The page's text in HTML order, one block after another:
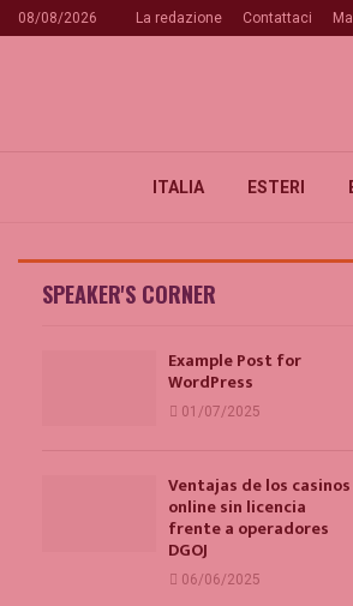
08/08/2026 La redazione Contattaci
ITALIA ESTERI
SPEAKER'S CORNER
Example Post for
WordPress
01/07/2025
Ventajas de los casinos
online sin licencia
frente a operadores
DGOJ
06/06/2025